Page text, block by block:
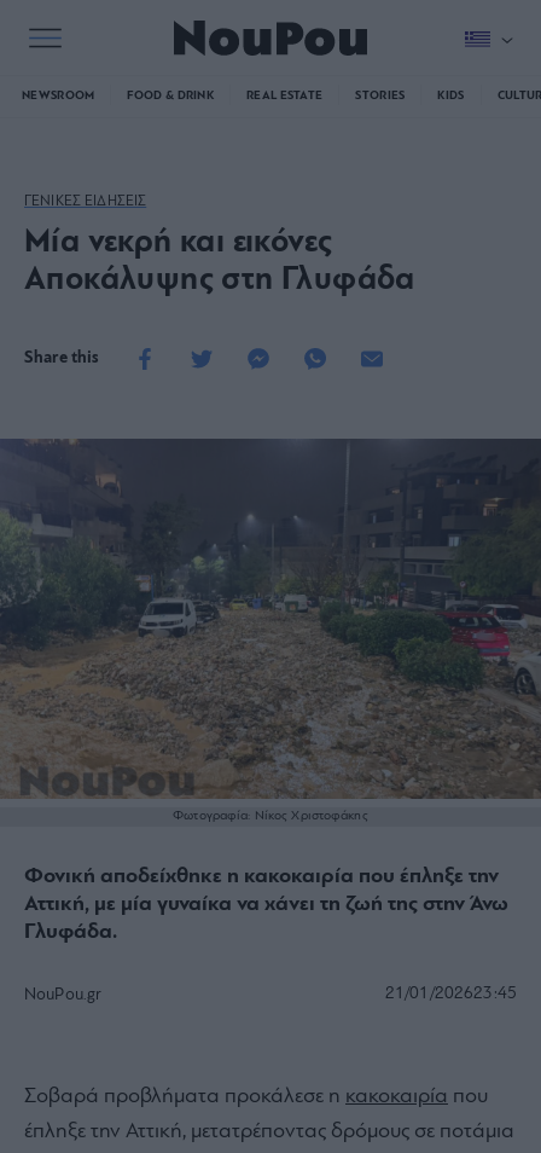
NEWSROOM FOOD & DRINK REAL ESTATE STORIES KIDS
ΓΕΝΙΚΕΣ ΕΙΔΗΣΕΙΣ
Μία νεκρή και εικόνες
Αποκάλυψης στη Γλυφάδα
Share this
Φωτογραφία: Νίκος Χριστοφάκης
Φονική αποδείχθηκε η κακοκαιρία που έπληξε την
Αττική, με μία γυναίκα να χάνει τη ζωή της στην Άνω
Γλυφάδα.
NouPou.gr 21/01/202623:45
Σοβαρά προβλήματα προκάλεσε η κακοκαιρία που
έπληξε την Αττική, μετατρέποντας δρόμους σε ποτάμια